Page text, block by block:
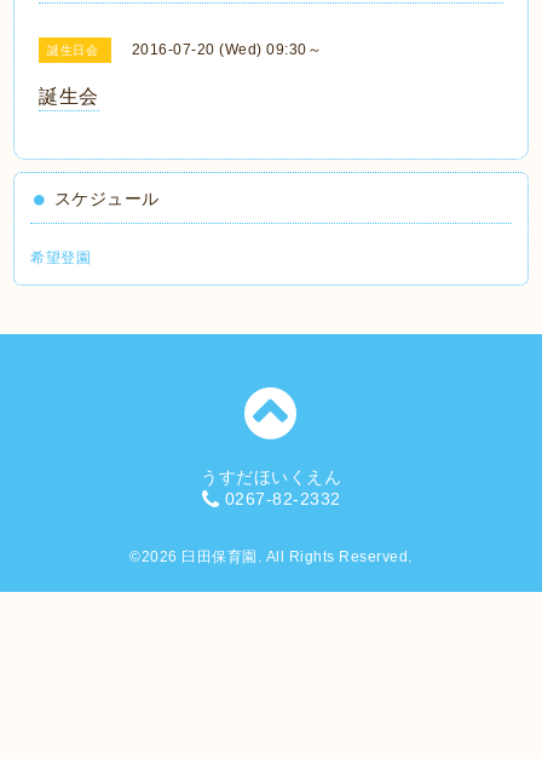
誕生日会 2016-07-20 (Wed) 09:30～
誕生会
スケジュール
希望登園
うすだほいくえん
0267-82-2332
©2026 臼田保育園 . All Rights Reserved.